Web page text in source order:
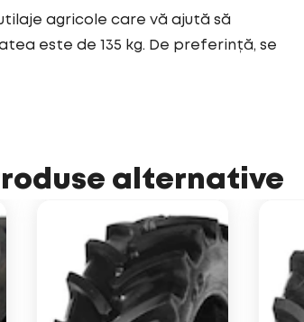
agricole care vă ajută să
este de 135 kg. De preferință, se
alternative